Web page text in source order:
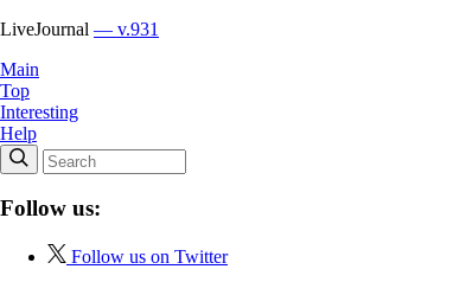
LiveJournal — v.931
Main
Top
Interesting
Help
Follow us:
Follow us on Twitter